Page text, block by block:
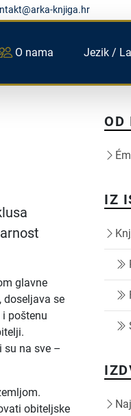
knjiga.hr
O nama Jezik /
glavne
doseljava se
poštenu
su na sve –
obiteljske
OD
IZ